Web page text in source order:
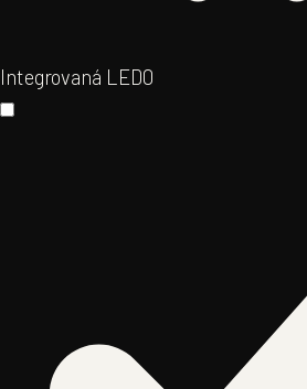
Integrovaná LED0